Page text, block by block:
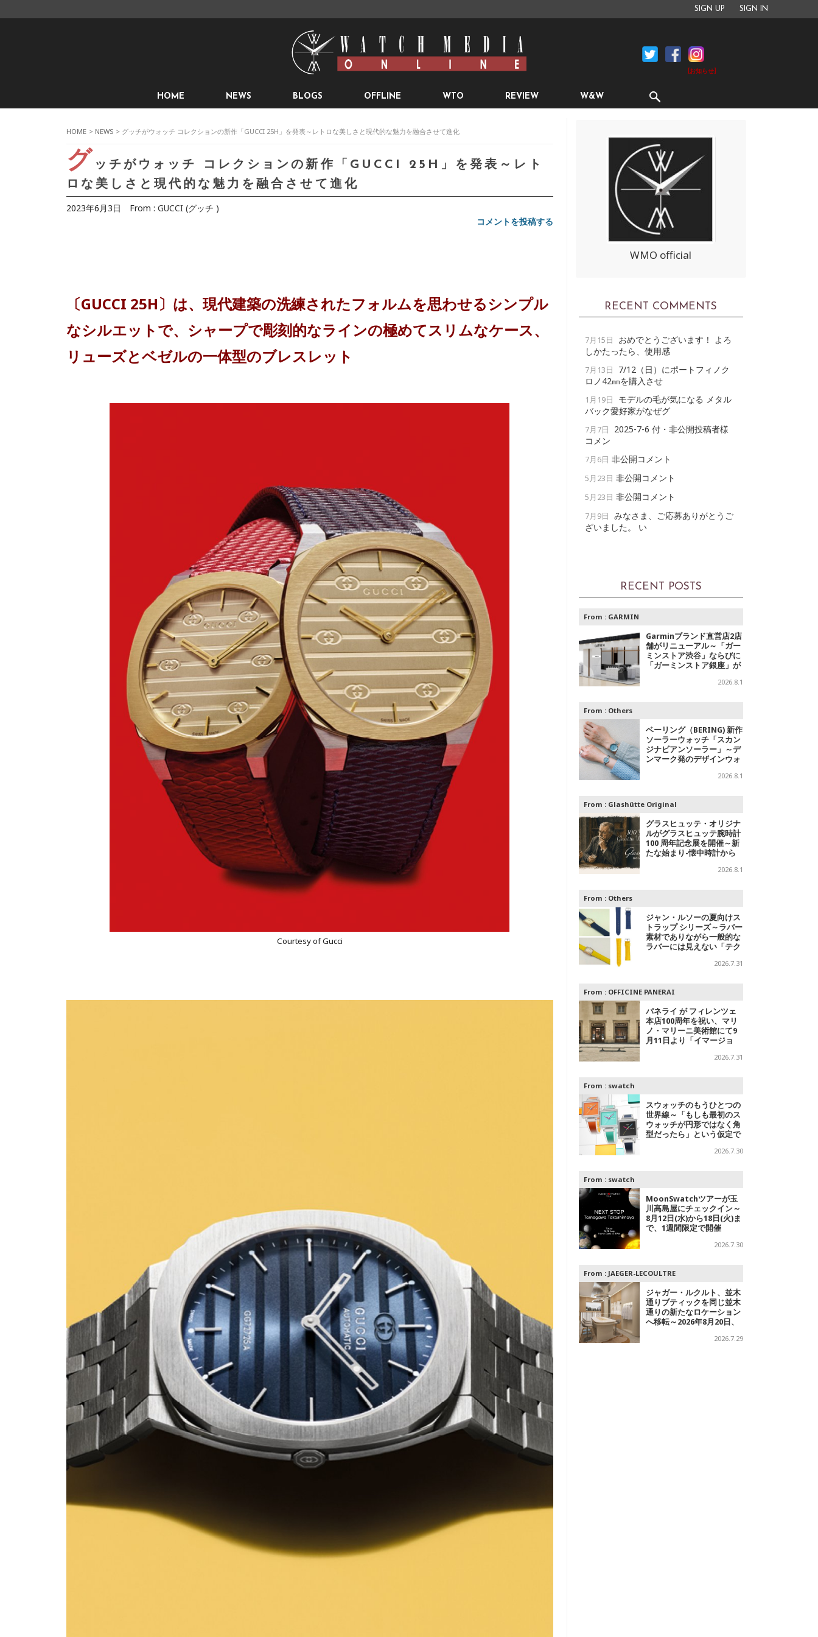
SIGN UP SIGN IN
[お知らせ]
HOME NEWS BLOGS OFFLINE WTO REVIEW W&W
HOME > NEWS > グッチがウォッチ コレクションの新作「GUCCI 25H」を発表～レトロな美しさと現代的な魅力を融合させて進化
グ ッチがウォッチ コレクションの新作「GUCCI 25H」を発表～レト
ロな美しさと現代的な魅力を融合させて進化
2023年6月3日 From : GUCCI (グッチ )
コメントを投稿する
〔GUCCI 25H〕は、現代建築の洗練されたフォルムを思わせるシンプル
なシルエットで、シャープで彫刻的なラインの極めてスリムなケース、
リューズとベゼルの一体型のブレスレット
Courtesy of Gucci
WMO official
RECENT COMMENTS
7月15日
おめでとうございます！ よろ
しかたったら、使用感
7月13日
7/12（日）にポートフィノク
ロノ42㎜を購入させ
1月19日
モデルの毛が気になる メタル
バック愛好家がなぜグ
7月7日
2025-7-6 付・非公開投稿者様
コメン
7月6日 非公開コメント
5月23日 非公開コメント
5月23日 非公開コメント
7月9日 みなさま、ご応募ありがとうご
ざいました。 い
RECENT POSTS
From : GARMIN
Garminブランド直営店2店
舗がリニューアル～「ガー
ミンストア渋谷」ならびに
「ガーミンストア銀座」が
2026.8.1
From : Others
ベーリング（BERING) 新作
ソーラーウォッチ「スカン
ジナビアンソーラー」～デ
ンマーク発のデザインウォ
スブルー」コレクション
2026.8.1
From : Glashütte Original
グラスヒュッテ・オリジナ
ルがグラスヒュッテ腕時計
100 周年記念展を開催～新
たな始まり-懐中時計から
2026.8.1
From : Others
ジャン・ルソーの夏向けス
トラップ シリーズ～ラバー
素材でありながら一般的な
ラバーには見えない「テク
2026.7.31
From : OFFICINE PANERAI
パネライ が フィレンツェ
本店100周年を祝い、マリ
ノ・マリーニ美術館にて9
月11日より「イマージョ
キシビションを開催2026.7.31
From : swatch
スウォッチのもうひとつの
世界線～「もしも最初のス
ウォッチが円形ではなく角
型だったら」という仮定で
2026.7.30
From : swatch
MoonSwatchツアーが玉
川高島屋にチェックイン～
8月12日(水)から18日(火)ま
で、1週間限定で開催
2026.7.30
From : JAEGER-LECOULTRE
ジャガー・ルクルト、並木
通りブティックを同じ並木
通りの新たなロケーション
へ移転～2026年8月20日、
2026.7.29